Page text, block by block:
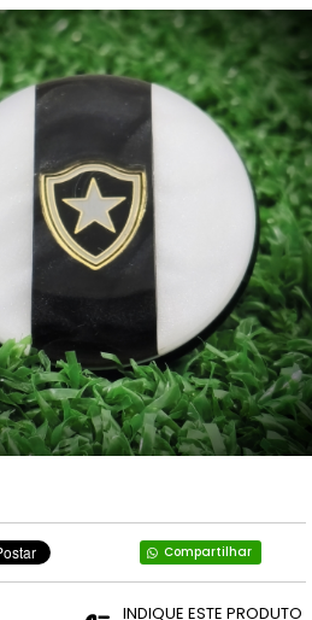
Compartilhar
INDIQUE ESTE PRODUTO